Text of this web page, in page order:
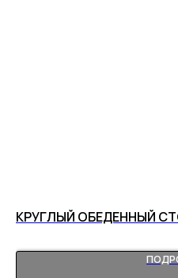
КРУГЛЫЙ ОБЕДЕННЫЙ